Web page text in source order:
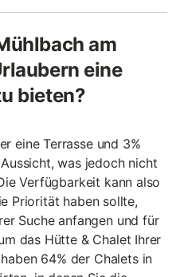
am
eine
bieten?
eine Terrasse und 3%
was jedoch nicht
Verfügbarkeit kann also
Priorität haben sollte,
Suche anfangen und für
das Hütte & Chalet Ihrer
64% der Chalets in